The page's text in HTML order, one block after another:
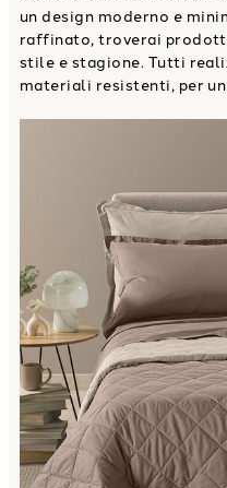
un design moderno e
raffinato, troverai
stile e stagione. Tutti
materiali resistenti, per
Copriletto